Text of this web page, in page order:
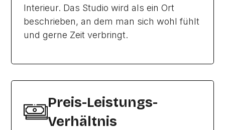
Interieur. Das Studio wird als ein Ort
beschrieben, an dem man sich wohl fühlt
und gerne Zeit verbringt.
Preis-Leistungs-
Verhältnis